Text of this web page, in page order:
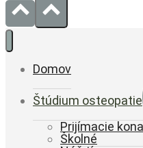
Domov
Štúdium osteopatie
Prijímacie
Školné